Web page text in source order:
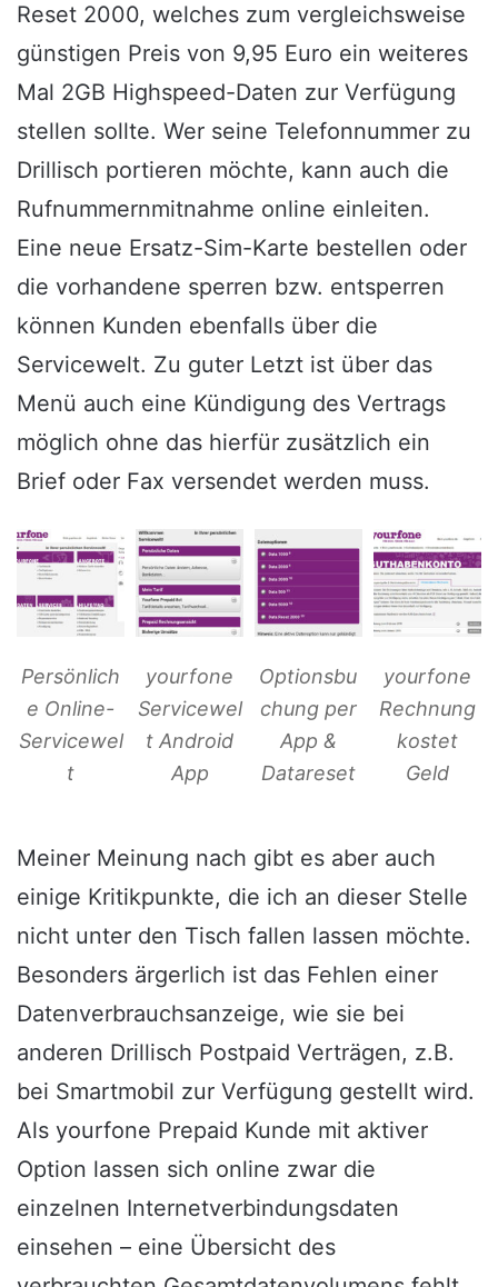
Reset 2000, welches zum vergleichsweise
günstigen Preis von 9,95 Euro ein weiteres
Mal 2GB Highspeed-Daten zur Verfügung
stellen sollte. Wer seine Telefonnummer zu
Drillisch portieren möchte, kann auch die
Rufnummernmitnahme online einleiten.
Eine neue Ersatz-Sim-Karte bestellen oder
die vorhandene sperren bzw. entsperren
können Kunden ebenfalls über die
Servicewelt. Zu guter Letzt ist über das
Menü auch eine Kündigung des Vertrags
möglich ohne das hierfür zusätzlich ein
Brief oder Fax versendet werden muss.
Persönlich
e Online-
Servicewel
t
yourfone
Servicewel
t Android
App
Optionsbu
chung per
App &
Datareset
yourfone
Rechnung
kostet
Geld
Meiner Meinung nach gibt es aber auch
einige Kritikpunkte, die ich an dieser Stelle
nicht unter den Tisch fallen lassen möchte.
Besonders ärgerlich ist das Fehlen einer
Datenverbrauchsanzeige, wie sie bei
anderen Drillisch Postpaid Verträgen, z.B.
bei Smartmobil zur Verfügung gestellt wird.
Als yourfone Prepaid Kunde mit aktiver
Option lassen sich online zwar die
einzelnen Internetverbindungsdaten
einsehen – eine Übersicht des